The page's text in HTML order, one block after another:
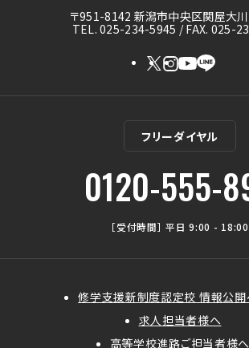
〒951-8142 新潟市中央区関屋大
TEL. 025-234-5945 / FAX. 025-
フリーダイヤル
0120-555-
［受付時間］ 平日 9:00 - 18:00
修学支援新制度認定校 情報公開
求人担当者様へ
高等学校進路ご担当者様へ